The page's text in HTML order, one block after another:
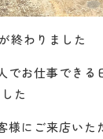
終わりました
でお仕事できる
た
様にご来店いた